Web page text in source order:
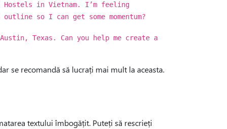
in Vietnam. I’m feeling
so I can get some momentum?
Texas. Can you help me create a
se recomandă să lucrați mai mult la aceasta.
textului îmbogățit. Puteți să rescrieți